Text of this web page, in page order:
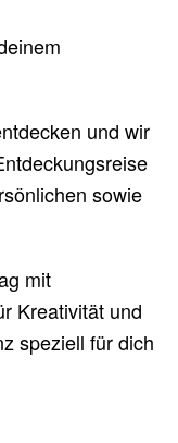
und wir
sowie
mit
Kreativität und
speziell für dich